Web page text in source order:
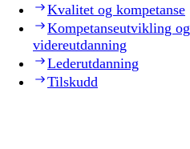
Kvalitet og kompetanse
Kompetanseutvikling og
videreutdanning
Lederutdanning
Tilskudd